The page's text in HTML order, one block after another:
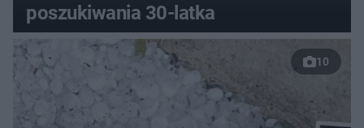
poszukiwania 30-latka
10